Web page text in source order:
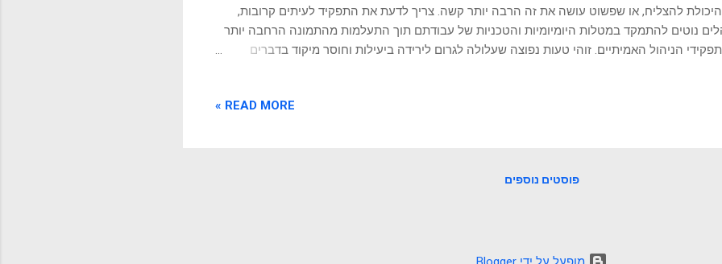
להצליח, או שפשוט עושה את זה הרבה יותר קשה. צריך לדעת את התפקיד לעיתים קרובות,
נוטים להתמקד במטלות היומיומיות והטכניות של עבודתם תוך התעלמות מהתמונה הרחבה יותר
הניהול האמיתיים. זוהי טעות נפוצה שעלולה לגרום לירידה ביעילות וחוסר מיקוד בדברים
את חמשת תפקידי הניהול הבסיסיים הם מפתח להצלחתו של כל מנהל. רק באמצעות תכנון מושכל,
READ MORE »
פוסטים נוספים